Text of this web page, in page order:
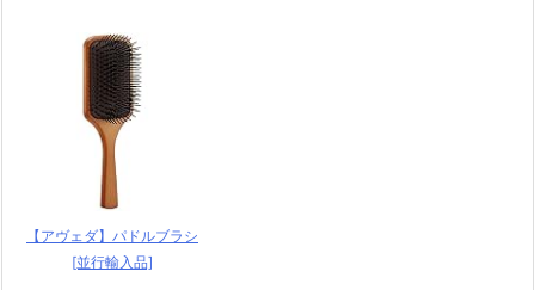
【アヴェダ】パドルブラシ
[並行輸入品]